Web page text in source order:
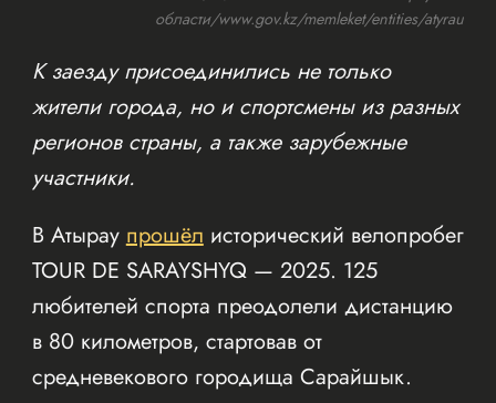
области/www.gov.kz/memleket/entities/atyrau
К заезду присоединились не только
жители города, но и спортсмены из разных
регионов страны, а также зарубежные
участники.
В Атырау прошёл исторический велопробег
TOUR DE SARAYSHYQ — 2025. 125
любителей спорта преодолели дистанцию
в 80 километров, стартовав от
средневекового городища Сарайшык.